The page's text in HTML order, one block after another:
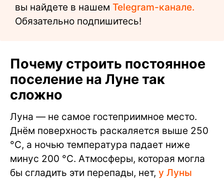
вы найдете в нашем Telegram-канале.
Обязательно подпишитесь!
Почему строить постоянное
поселение на Луне так
сложно
Луна — не самое гостеприимное место.
Днём поверхность раскаляется выше 250
°C, а ночью температура падает ниже
минус 200 °C. Атмосферы, которая могла
бы сгладить эти перепады, нет, у Луны